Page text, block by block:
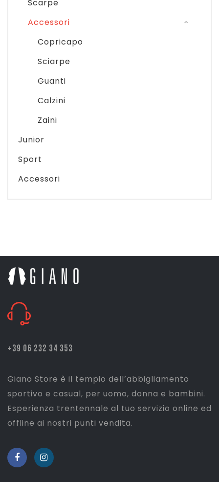
Scarpe
Accessori
Copricapo
Sciarpe
Guanti
Calzini
Zaini
Junior
Sport
Accessori
+39 06 232 34 353
Giano Store è il tempio dell’abbigliamento
sportivo e casual, per uomo, donna e bambini.
Esperienza trentennale al tuo servizio online ed
offline ai nostri punti vendita.